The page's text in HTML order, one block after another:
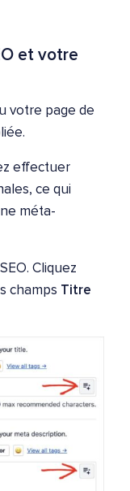
et votre
votre page de
effectuer
ce qui
méta-
Cliquez
champs Titre